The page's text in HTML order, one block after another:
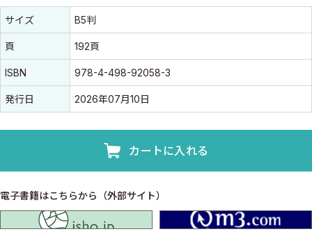
書誌情報
書誌情報
サイズ B5判
頁 192頁
ISBN 978-4-498-92058-3
発行日 2026年07月10日
カートに入れる
電子書籍はこちらから（外部サイト）